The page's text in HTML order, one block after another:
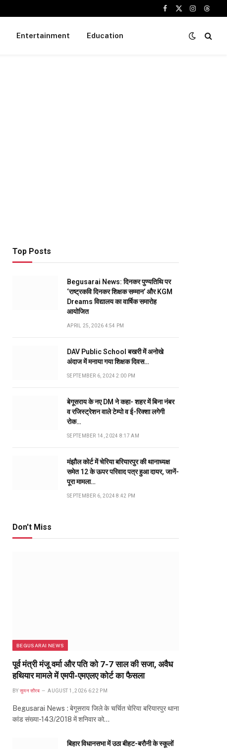
Facebook
X
Instagram
Entertainment Education
Top Posts
Begusarai News: दिनकर पुण्यतिथि पर
‘राष्ट्रकवि दिनकर शिक्षक सम्मान’ और KGM
Dreams विद्यालय का वार्षिक समारोह
आयोजित
APRIL 25, 2026 4:54 PM
DAV Public School बखरी में अनोखे
अंदाज में मनाया गया शिक्षक दिवस…
SEPTEMBER 6, 2024 2:00 PM
बेगूसराय के नए DM ने कहा- शहर में बिना नंबर
व रजिस्ट्रेशन वाले टेम्पो व ई-रिक्शा लगेगी
रोक…
SEPTEMBER 14, 2024 8:17 AM
मंझौल कोर्ट में चेरिया बरियारपुर की थानाध्यक्ष
समेत 12 के ऊपर परिवाद पत्र हुआ दायर, जानें-
पूरा मामला…
SEPTEMBER 6, 2024 8:42 PM
Don't Miss
BEGUSARAI NEWS
पूर्व मंत्री मंजू वर्मा और पति को 7-7 साल की सजा, अवैध
हथियार मामले में एमपी-एमएलए कोर्ट का फैसला
BY सुमन सौरब AUGUST 1, 2026 6:22 PM
Begusarai News : बेगूसराय जिले के चर्चित चेरिया बरियारपुर थाना
कांड संख्या-143/2018 में शनिवार को…
बिहार विधानसभा में उठा बीहट-बरौनी के स्कूलों